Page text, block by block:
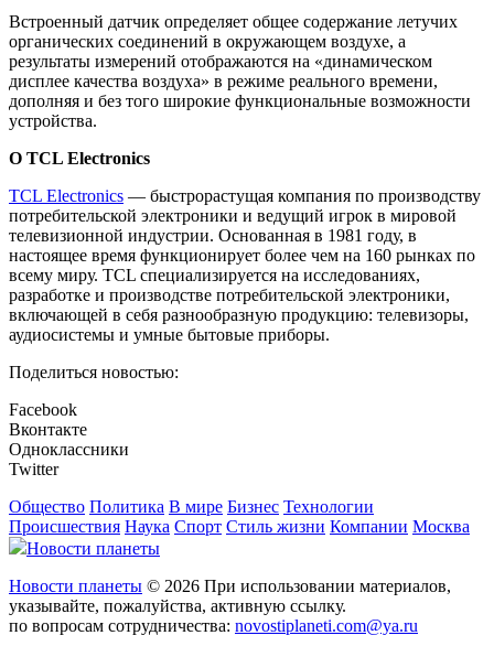
Встроенный датчик определяет общее содержание летучих
органических соединений в окружающем воздухе, а
результаты измерений отображаются на «динамическом
дисплее качества воздуха» в режиме реального времени,
дополняя и без того широкие функциональные возможности
устройства.
О TCL Electronics
TCL Electronics — быстрорастущая компания по производству
потребительской электроники и ведущий игрок в мировой
телевизионной индустрии. Основанная в 1981 году, в
настоящее время функционирует более чем на 160 рынках по
всему миру. TCL специализируется на исследованиях,
разработке и производстве потребительской электроники,
включающей в себя разнообразную продукцию: телевизоры,
аудиосистемы и умные бытовые приборы.
Поделиться новостью:
Facebook
Вконтакте
Одноклассники
Twitter
Общество Политика В мире Бизнес Технологии
Происшествия Наука Спорт Стиль жизни Компании Москва
Новости планеты
Новости планеты © 2026 При использовании материалов,
указывайте, пожалуйства, активную ссылку.
по вопросам сотрудничества: novostiplaneti.com@ya.ru